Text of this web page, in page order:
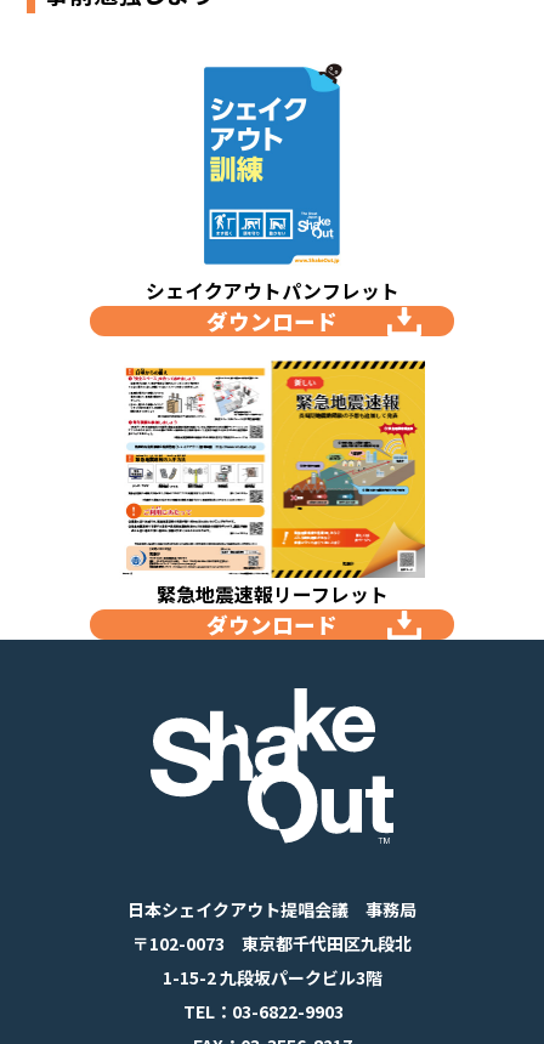
シェイクアウトパンフレット
ダウンロード
緊急地震速報リーフレット
ダウンロード
日本シェイクアウト提唱会議 事務局
〒102-0073 東京都千代田区九段北
1-15-2 九段坂パークビル3階
TEL：03-6822-9903